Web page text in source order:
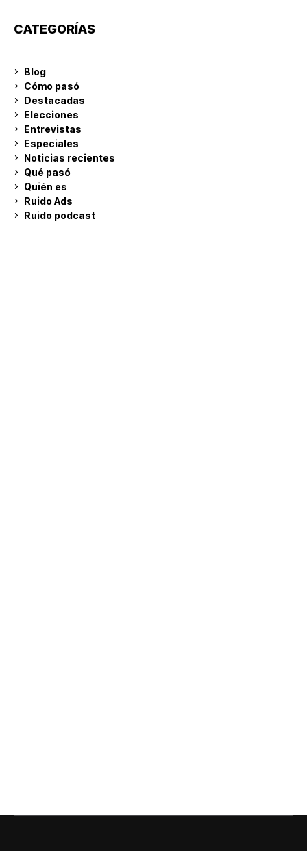
CATEGORÍAS
Blog
Cómo pasó
Destacadas
Elecciones
Entrevistas
Especiales
Noticias recientes
Qué pasó
Quién es
Ruido Ads
Ruido podcast